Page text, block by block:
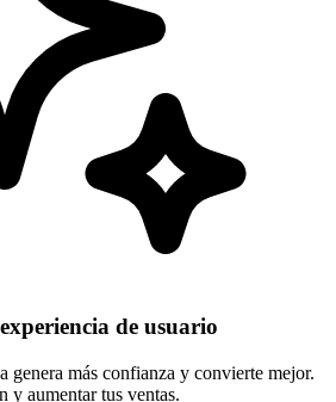
de usuario
genera más confianza y convierte mejor.
y aumentar tus ventas.